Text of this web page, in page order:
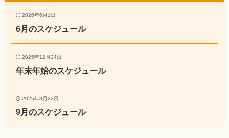
2026年6月1日
6月のスケジュール
2025年12月24日
年末年始のスケジュール
2025年8月22日
9月のスケジュール